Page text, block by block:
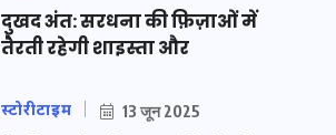
दुखद अंत: सरधना की फ़िज़ाओं में
तैरती रहेगी शाइस्ता और
स्टोरीटाइम 13 जून 2025